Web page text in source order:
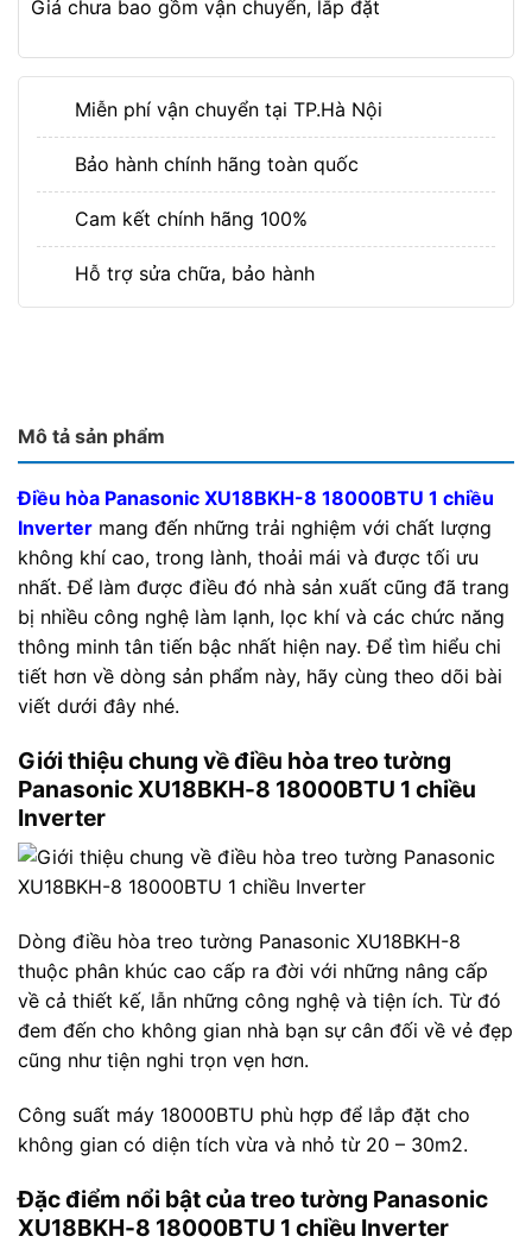
Giá chưa bao gồm vận chuyển, lắp đặt
Miễn phí vận chuyển tại TP.Hà Nội
Bảo hành chính hãng toàn quốc
Cam kết chính hãng 100%
Hỗ trợ sửa chữa, bảo hành
Mô tả sản phẩm
Điều hòa Panasonic XU18BKH-8 18000BTU 1 chiều
Inverter mang đến những trải nghiệm với chất lượng
không khí cao, trong lành, thoải mái và được tối ưu
nhất. Để làm được điều đó nhà sản xuất cũng đã trang
bị nhiều công nghệ làm lạnh, lọc khí và các chức năng
thông minh tân tiến bậc nhất hiện nay. Để tìm hiểu chi
tiết hơn về dòng sản phẩm này, hãy cùng theo dõi bài
viết dưới đây nhé.
Giới thiệu chung về điều hòa treo tường
Panasonic XU18BKH-8 18000BTU 1 chiều
Inverter
Dòng điều hòa treo tường Panasonic XU18BKH-8
thuộc phân khúc cao cấp ra đời với những nâng cấp
về cả thiết kế, lẫn những công nghệ và tiện ích. Từ đó
đem đến cho không gian nhà bạn sự cân đối về vẻ đẹp
cũng như tiện nghi trọn vẹn hơn.
Công suất máy 18000BTU phù hợp để lắp đặt cho
không gian có diện tích vừa và nhỏ từ 20 – 30m2.
Đặc điểm nổi bật của treo tường Panasonic
XU18BKH-8 18000BTU 1 chiều Inverter